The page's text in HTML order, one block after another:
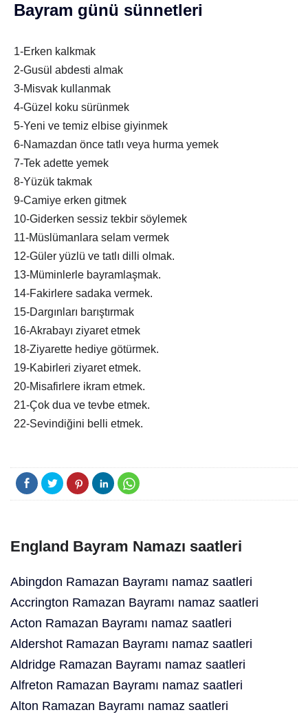
Bayram günü sünnetleri
1-Erken kalkmak
2-Gusül abdesti almak
3-Misvak kullanmak
4-Güzel koku sürünmek
5-Yeni ve temiz elbise giyinmek
6-Namazdan önce tatlı veya hurma yemek
7-Tek adette yemek
8-Yüzük takmak
9-Camiye erken gitmek
10-Giderken sessiz tekbir söylemek
11-Müslümanlara selam vermek
12-Güler yüzlü ve tatlı dilli olmak.
13-Müminlerle bayramlaşmak.
14-Fakirlere sadaka vermek.
15-Dargınları barıştırmak
16-Akrabayı ziyaret etmek
18-Ziyarette hediye götürmek.
19-Kabirleri ziyaret etmek.
20-Misafirlere ikram etmek.
21-Çok dua ve tevbe etmek.
22-Sevindiğini belli etmek.
England Bayram Namazı saatleri
Abingdon Ramazan Bayramı namaz saatleri
Accrington Ramazan Bayramı namaz saatleri
Acton Ramazan Bayramı namaz saatleri
Aldershot Ramazan Bayramı namaz saatleri
Aldridge Ramazan Bayramı namaz saatleri
Alfreton Ramazan Bayramı namaz saatleri
Alton Ramazan Bayramı namaz saatleri